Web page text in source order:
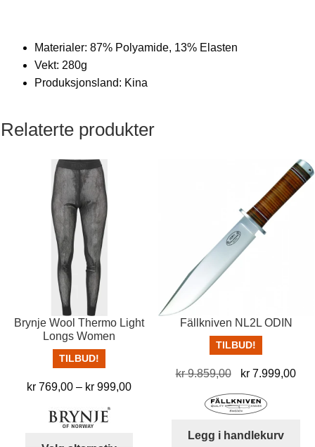
Materialer: 87% Polyamide, 13% Elasten
Vekt: 280g
Produksjonsland: Kina
Relaterte produkter
Brynje Wool Thermo Light
Longs Women
TILBUD!
kr 769,00 – kr 999,00Prisområde:
Fällkniven NL2L ODIN
TILBUD!
kr9.859,00
Opprinnelig
var:
kr 7.999,00
Legg i handlekurv